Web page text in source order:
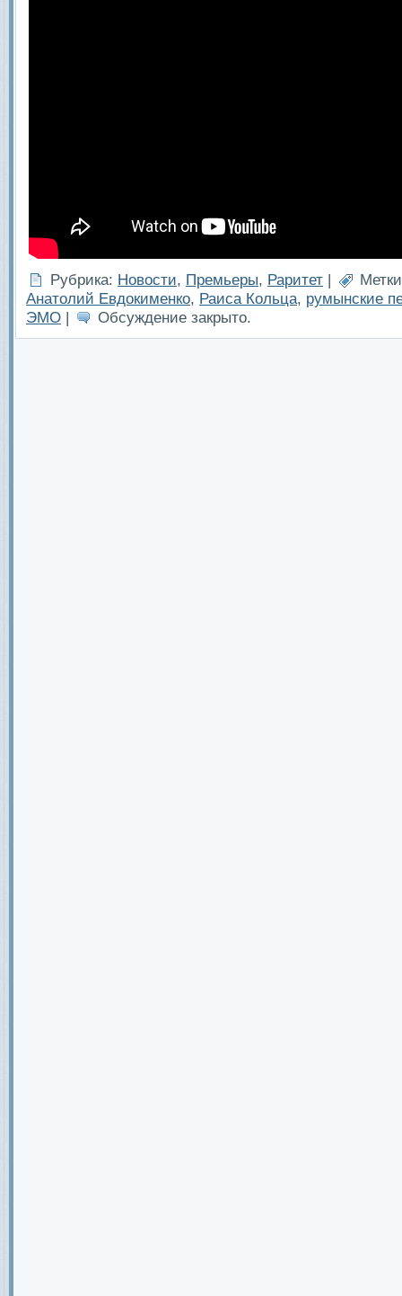
Рубрика: Новости, Премьеры, Раритет |
Анатолий Евдокименко, Раиса Кольца, румынские
ЭМО | Обсуждение закрыто.